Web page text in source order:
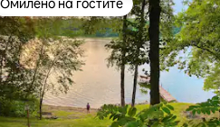
Омилено на гостите
Омилено на гостите